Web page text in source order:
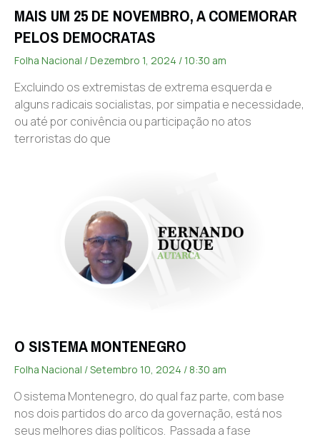
MAIS UM 25 DE NOVEMBRO, A COMEMORAR
PELOS DEMOCRATAS
Folha Nacional Dezembro 1, 2024 10:30 am
Excluindo os extremistas de extrema esquerda e
alguns radicais socialistas, por simpatia e necessidade,
ou até por conivência ou participação no atos
terroristas do que
O SISTEMA MONTENEGRO
Folha Nacional Setembro 10, 2024 8:30 am
O sistema Montenegro, do qual faz parte, com base
nos dois partidos do arco da governação, está nos
seus melhores dias políticos. Passada a fase